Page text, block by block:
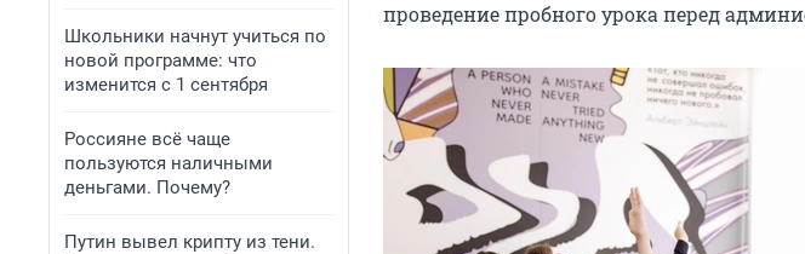
Школьники начнут учиться по
новой программе: что
изменится с 1 сентября
Россияне всё чаще
пользуются наличными
деньгами. Почему?
Путин вывел крипту из тени.
проведение пробного урока перед